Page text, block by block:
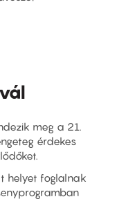
meg a 21.
érdekes
helyet foglalnak